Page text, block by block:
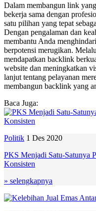
Dalam membangun link
bekerja sama dengan
satu pilihan yang tepat
Dengan pengalaman dan
membantu Anda
berpotensi merugikan.
mendapatkan backlink
website dan meningkatkan
lanjut tentang pelayanan
membangun backlink yang
Baca Juga:
Politik 1 Des 2020
PKS Menjadi Satu-Satunya
Konsisten
» selengkapnya